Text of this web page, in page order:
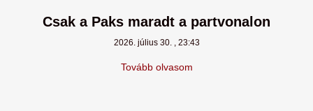
Csak a Paks maradt a partvonalon
2026. július 30. 23:43
Tovább olvasom